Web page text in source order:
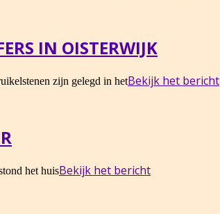
IN OISTERWIJK
zijn gelegd in hetBekijk het bericht
het huisBekijk het bericht